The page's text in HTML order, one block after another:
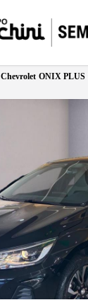
Chevrolet ONIX PLUS